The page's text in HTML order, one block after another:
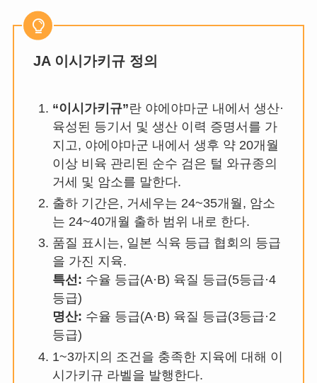
JA 이시가키규 정의
“이시가키규”란 야에야마군 내에서 생산·
육성된 등기서 및 생산 이력 증명서를 가
지고, 야에야마군 내에서 생후 약 20개월
이상 비육 관리된 순수 검은 털 와규종의
거세 및 암소를 말한다.
출하 기간은, 거세우는 24~35개월, 암소
는 24~40개월 출하 범위 내로 한다.
품질 표시는, 일본 식육 등급 협회의 등급
을 가진 지육.
특선: 수율 등급(A·B) 육질 등급(5등급·4
등급)
명산: 수율 등급(A·B) 육질 등급(3등급·2
등급)
1~3까지의 조건을 충족한 지육에 대해 이
시가키규 라벨을 발행한다.